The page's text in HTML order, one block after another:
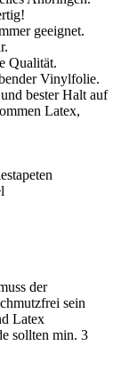
geeignet.
Qualität.
Vinylfolie.
bester Halt auf
Latex,
der
sein
Latex
sollten min. 3